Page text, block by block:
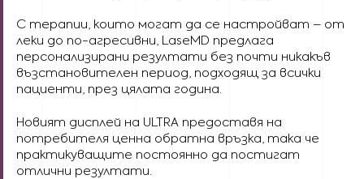
С терапии, които могат да се настройват – от
леки до по-агресивни, LaseMD предлага
персонализирани резултати без почти никакъв
възстановителен период, подходящ за всички
пациенти, през цялата година.
Новият дисплей на ULTRA предоставя на
потребителя ценна обратна връзка, така че
практикуващите постоянно да постигат
отлични резултати.